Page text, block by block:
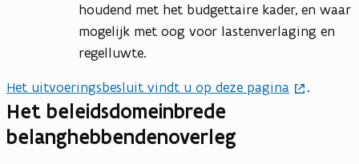
houdend met het budgettaire kader, en waar
mogelijk met oog voor lastenverlaging en
regelluwte.
Het uitvoeringsbesluit vindt u op deze pagina
.
Het beleidsdomeinbrede
belanghebbendenoverleg